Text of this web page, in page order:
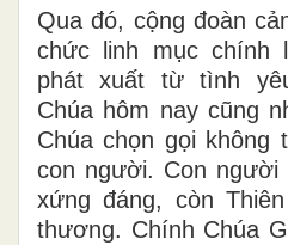
Qua đó, cộng đoàn
chức linh mục chính
phát xuất từ tình
Chúa hôm nay cũng
Chúa chọn gọi không
con người. Con
xứng đáng, còn
thương. Chính Chúa